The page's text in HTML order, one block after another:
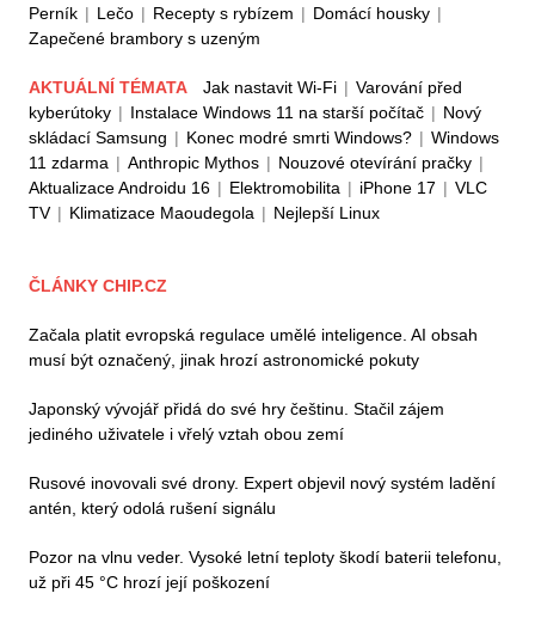
Perník | Lečo | Recepty s rybízem | Domácí housky |
Zapečené brambory s uzeným
AKTUÁLNÍ TÉMATA Jak nastavit Wi-Fi | Varování před
kyberútoky | Instalace Windows 11 na starší počítač | Nový
skládací Samsung | Konec modré smrti Windows? | Windows
11 zdarma | Anthropic Mythos | Nouzové otevírání pračky |
Aktualizace Androidu 16 | Elektromobilita | iPhone 17 | VLC
TV | Klimatizace Maoudegola | Nejlepší Linux
ČLÁNKY CHIP.CZ
Začala platit evropská regulace umělé inteligence. AI obsah
musí být označený, jinak hrozí astronomické pokuty
Japonský vývojář přidá do své hry češtinu. Stačil zájem
jediného uživatele i vřelý vztah obou zemí
Rusové inovovali své drony. Expert objevil nový systém ladění
antén, který odolá rušení signálu
Pozor na vlnu veder. Vysoké letní teploty škodí baterii telefonu,
už při 45 °C hrozí její poškození